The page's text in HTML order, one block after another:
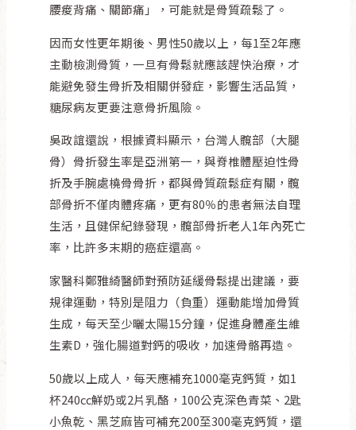
腰痠背痛、關節痛」，可能就是骨質疏鬆了。
因而女性更年期後、男性50歲以上，每1至2年應
主動檢測骨質，一旦有骨鬆就應該趕快治療，才
能避免發生骨折及相關併發症，影響生活品質，
糖尿病友更要注意骨折風險。
吳政誼還說，根據資料顯示，台灣人髖部（大腿
骨）骨折發生率是亞洲第一，與脊椎體壓迫性骨
折及手腕處橈骨骨折，都與骨質疏鬆症有關，髖
部骨折不僅肉體疼痛，更有80％的患者無法自理
生活，且健保紀錄發現，髖部骨折老人1年內死亡
率，比許多末期的癌症還高。
家醫科鄭雅綺醫師對預防延緩骨鬆提出建議，要
規律運動，特別是阻力（負重）運動能增加骨質
生成，每天至少曬太陽15分鐘，促進身體產生維
生素D，強化腸道對鈣的吸收，加速骨骼再造。
50歲以上成人，每天應補充1000毫克鈣質，如1
杯240cc鮮奶或2片乳酪，100公克深色青菜、2匙
小魚乾、黑芝麻皆可補充200至300毫克鈣質，還